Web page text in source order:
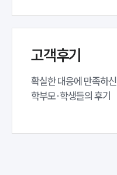
고객후기
확실한 대응에 만족하신
학부모·학생들의 후기